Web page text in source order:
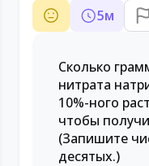
5м
Сколько
нитрата
10%-ного
чтобы
(Запишите
десятых.)